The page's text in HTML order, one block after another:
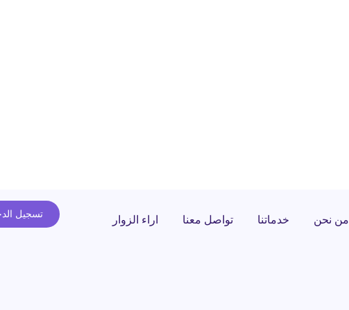
تسجيل من نحن خدماتنا تواصل معنا اراء الزوار